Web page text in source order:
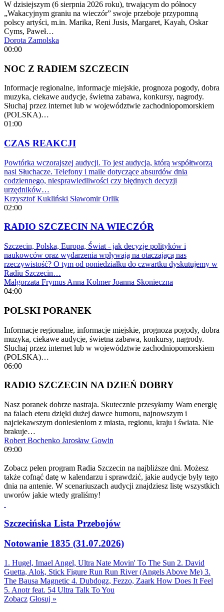
W dzisiejszym (6 sierpnia 2026 roku), trwającym do północy
„Wakacyjnym graniu na wieczór” swoje przeboje przypomną
polscy artyści, m.in. Marika, Reni Jusis, Margaret, Kayah, Oskar
Cyms, Paweł…
Dorota Zamolska
00:00
NOC Z RADIEM SZCZECIN
Informacje regionalne, informacje miejskie, prognoza pogody, dobra
muzyka, ciekawe audycje, świetna zabawa, konkursy, nagrody.
Słuchaj przez internet lub w województwie zachodniopomorskiem
(POLSKA)…
01:00
CZAS REAKCJI
Powtórka wczorajszej audycji. To jest audycja, którą współtworzą
nasi Słuchacze. Telefony i maile dotyczące absurdów dnia
codziennego, niesprawiedliwości czy błędnych decyzji
urzędników…
Krzysztof Kukliński Sławomir Orlik
02:00
RADIO SZCZECIN NA WIECZÓR
Szczecin, Polska, Europa, Świat - jak decyzje polityków i
naukowców oraz wydarzenia wpływają na otaczającą nas
rzeczywistość? O tym od poniedziałku do czwartku dyskutujemy w
Radiu Szczecin…
Małgorzata Frymus Anna Kolmer Joanna Skonieczna
04:00
POLSKI PORANEK
Informacje regionalne, informacje miejskie, prognoza pogody, dobra
muzyka, ciekawe audycje, świetna zabawa, konkursy, nagrody.
Słuchaj przez internet lub w województwie zachodniopomorskiem
(POLSKA)…
06:00
RADIO SZCZECIN NA DZIEŃ DOBRY
Nasz poranek dobrze nastraja. Skutecznie przesyłamy Wam energię
na falach eteru dzięki dużej dawce humoru, najnowszym i
najciekawszym doniesieniom z miasta, regionu, kraju i świata. Nie
brakuje…
Robert Bochenko Jarosław Gowin
09:00
Zobacz pełen program Radia Szczecin na najbliższe dni. Możesz
także cofnąć datę w kalendarzu i sprawdzić, jakie audycje były tego
dnia na antenie. W scenariuszach audycji znajdziesz listę wszystkich
uworów jakie wtedy graliśmy!
Szczecińska Lista Przebojów
Notowanie 1835 (31.07.2026)
1. Hugel, Imael Angel, Ultra Nate Movin' To The Sun 2. David
Guetta, Alok, Stick Figure Run Run River (Angels Above Me) 3.
The Bausa Magnetic 4. Dubdogz, Fezzo, Zaark How Does It Feel
5. Anotr feat. 54 Ultra Talk To You
Zobacz Głosuj »